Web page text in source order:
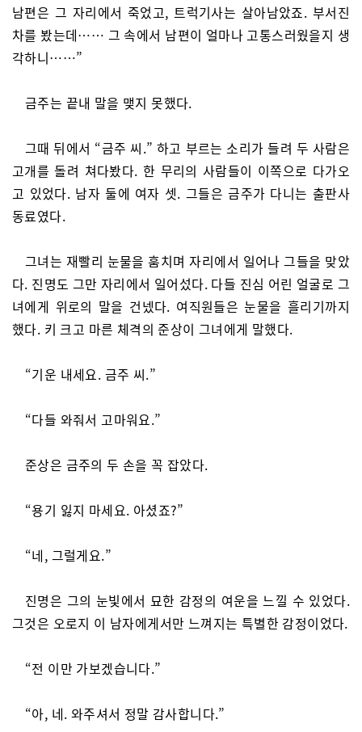
남편은 그 자리에서 죽었고, 트럭기사는 살아남았죠. 부서진
차를 봤는데…… 그 속에서 남편이 얼마나 고통스러웠을지 생
각하니……”
금주는 끝내 말을 맺지 못했다.
그때 뒤에서 “금주 씨.” 하고 부르는 소리가 들려 두 사람은
고개를 돌려 쳐다봤다. 한 무리의 사람들이 이쪽으로 다가오
고 있었다. 남자 둘에 여자 셋. 그들은 금주가 다니는 출판사
동료였다.
그녀는 재빨리 눈물을 훔치며 자리에서 일어나 그들을 맞았
다. 진명도 그만 자리에서 일어섰다. 다들 진심 어린 얼굴로 그
녀에게 위로의 말을 건넸다. 여직원들은 눈물을 흘리기까지
했다. 키 크고 마른 체격의 준상이 그녀에게 말했다.
“기운 내세요. 금주 씨.”
“다들 와줘서 고마워요.”
준상은 금주의 두 손을 꼭 잡았다.
“용기 잃지 마세요. 아셨죠?”
“네, 그럴게요.”
진명은 그의 눈빛에서 묘한 감정의 여운을 느낄 수 있었다.
그것은 오로지 이 남자에게서만 느껴지는 특별한 감정이었다.
“전 이만 가보겠습니다.”
“아, 네. 와주셔서 정말 감사합니다.”